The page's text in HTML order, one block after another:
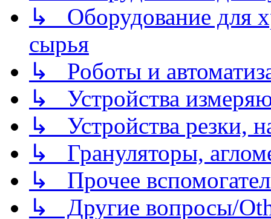
↳ Оборудование для
сырья
↳ Роботы и
↳ Устройства
↳ Устройства резки,
↳ Грануляторы,
↳ Прочее
↳ Другие вопросы/